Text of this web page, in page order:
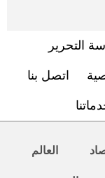
التحرير
اتصل بنا
العالم